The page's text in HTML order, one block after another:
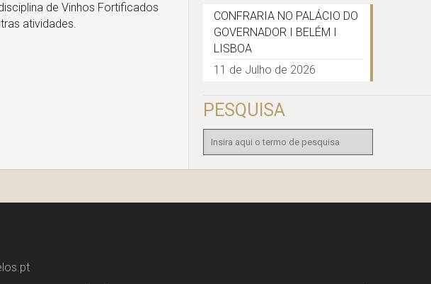
de Vinhos Fortificados
atividades.
CONFRARIA NO PALÁCIO DO
GOVERNADOR I BELÉM I
LISBOA
11 de Julho de 2026
PESQUISA